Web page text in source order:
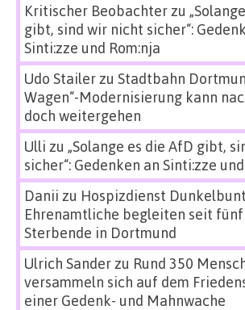
Kritischer Beobachterzu
gibt, sind wir nicht sicher“:
Sinti:zze und Rom:nja
Udo Stailerzu Stadtbahn
Wagen“-Modernisierung kann
doch weitergehen
Ulli zu „Solange es die AfD gibt,
sicher“: Gedenken an Sinti:zze
Danii zu Hospizdienst
Ehrenamtliche begleiten seit fünf
Sterbende in Dortmund
Ulrich Sanderzu Rund 350
versammeln sich auf dem
einer Gedenk- und Mahnwache